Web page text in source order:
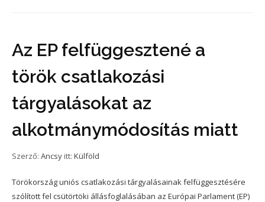
Az EP felfüggesztené a
török csatlakozási
tárgyalásokat az
alkotmánymódosítás miatt
Szerző: Ancsy itt: Külföld
Törökország uniós csatlakozási tárgyalásainak felfüggesztésére
szólított fel csütörtöki állásfoglalásában az Európai Parlament (EP)